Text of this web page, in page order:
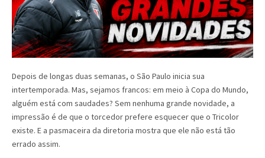
Depois de longas duas semanas, o São Paulo inicia sua
intertemporada. Mas, sejamos francos: em meio à Copa do Mundo,
alguém está com saudades? Sem nenhuma grande novidade, a
impressão é de que o torcedor prefere esquecer que o Tricolor
existe. E a pasmaceira da diretoria mostra que ele não está tão
errado assim.